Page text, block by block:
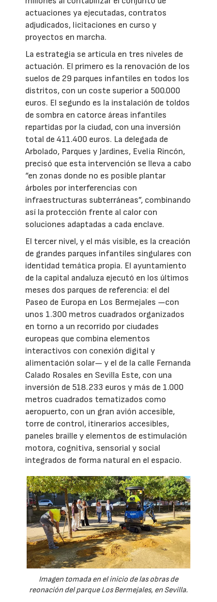
actuaciones ya ejecutadas, contratos
adjudicados, licitaciones en curso y
proyectos en marcha.
La estrategia se articula en tres niveles de
actuación. El primero es la renovación de los
suelos de 29 parques infantiles en todos los
distritos, con un coste superior a 500.000
euros. El segundo es la instalación de toldos
de sombra en catorce áreas infantiles
repartidas por la ciudad, con una inversión
total de 411.400 euros. La delegada de
Arbolado, Parques y Jardines, Evelia Rincón,
precisó que esta intervención se lleva a cabo
“en zonas donde no es posible plantar
árboles por interferencias con
infraestructuras subterráneas”, combinando
así la protección frente al calor con
soluciones adaptadas a cada enclave.
El tercer nivel, y el más visible, es la creación
de grandes parques infantiles singulares con
identidad temática propia. El ayuntamiento
de la capital andaluza ejecutó en los últimos
meses dos parques de referencia: el del
Paseo de Europa en Los Bermejales —con
unos 1.300 metros cuadrados organizados
en torno a un recorrido por ciudades
europeas que combina elementos
interactivos con conexión digital y
alimentación solar— y el de la calle Fernanda
Calado Rosales en Sevilla Este, con una
inversión de 518.233 euros y más de 1.000
metros cuadrados tematizados como
aeropuerto, con un gran avión accesible,
torre de control, itinerarios accesibles,
paneles braille y elementos de estimulación
motora, cognitiva, sensorial y social
integrados de forma natural en el espacio.
Imagen tomada en el inicio de las obras de
reonación del parque Los Bermejales, en Sevilla.